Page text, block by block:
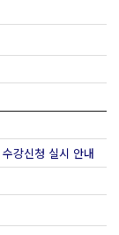
강신청 실시 안내